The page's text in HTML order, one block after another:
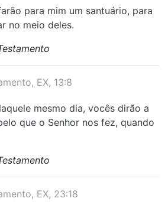
para mim um santuário, para
no meio deles.
EX, 13:8
mesmo dia, vocês dirão a
que o Senhor nos fez, quando
EX, 23:18